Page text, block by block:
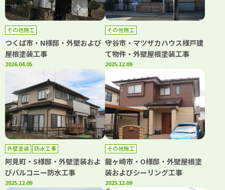
その他施工
つくば市・N様邸・外壁および
屋根塗装工事
2026.04.05
その他施工
守谷市・マツザカハウス様戸建
て物件・外壁屋根塗装工事
2025.12.09
外壁塗装 防水工事
阿見町・S様邸・外壁塗装およ
びバルコニー防水工事
2025.12.09
その他施工
龍ヶ崎市・O様邸・外壁屋根塗
装およびシーリング工事
2025.12.09